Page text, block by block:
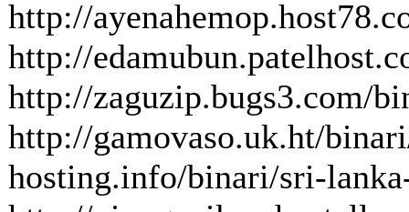
http://
http://
http://zaguzip.bugs3.com/
http://gamovaso.uk.ht/
hosting.info/binari/sri-